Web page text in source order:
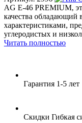
AG E-46 PREMIUM,
качества обладающий
характеристиками,
углеродистых и
Читать полностью
Гарантия 1-5 лет
Скидки Гибкая